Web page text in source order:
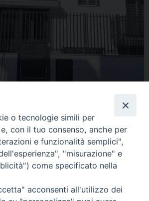
Condividi…
o tecnologie simili per
con il tuo consenso, anche per
e funzionalità semplici",
"misurazione" e
come specificato nella
acconsenti all'utilizzo dei